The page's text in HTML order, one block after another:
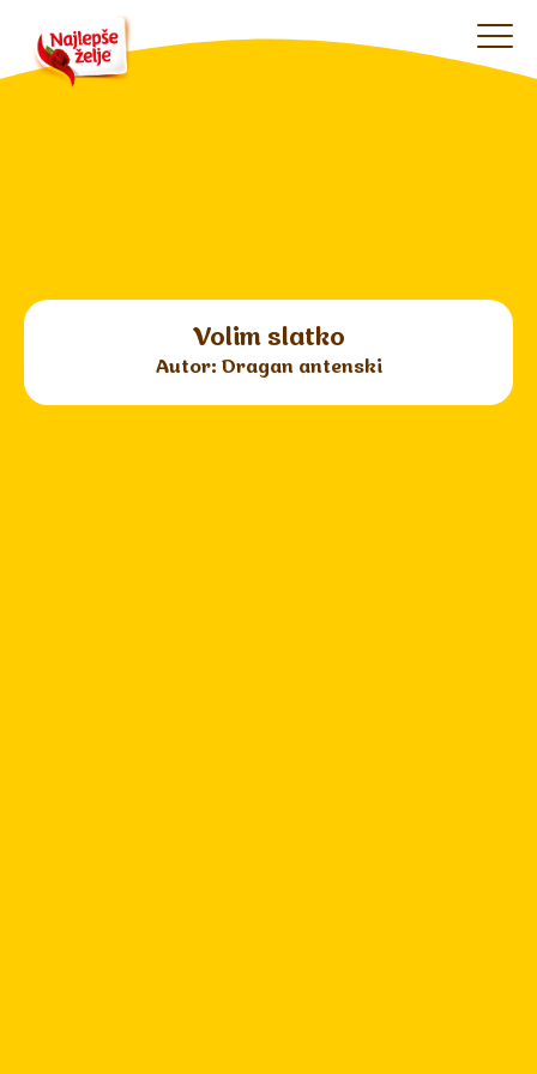
Volim slatko
Autor: Dragan antenski